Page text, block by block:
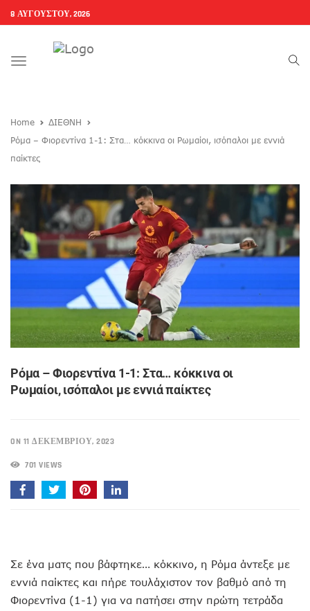
8 ΑΥΓΟΎΣΤΟΥ, 2026
Toggle
Home
ΔΙΕΘΝΗ
Ρόμα – Φιορεντίνα 1-1: Στα… κόκκινα οι Ρωμαίοι, ισόπαλοι με εννιά
παίκτες
Ρόμα – Φιορεντίνα 1-1: Στα… κόκκινα οι
Ρωμαίοι, ισόπαλοι με εννιά παίκτες
ON 11 ΔΕΚΕΜΒΡΊΟΥ, 2023
701 VIEWS
Σε ένα ματς που βάφτηκε… κόκκινο, η Ρόμα άντεξε με
εννιά παίκτες και πήρε τουλάχιστον τον βαθμό από τη
Φιορεντίνα (1-1) για να πατήσει στην πρώτη τετράδα